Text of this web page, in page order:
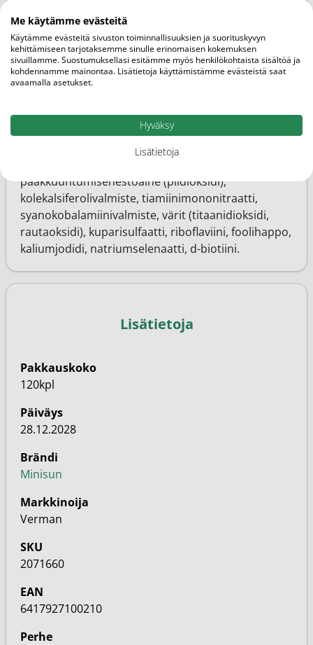
Täyteaineet (mikrokiteinen selluloosa,
dikalsiumfosfaatti, silloitettu
natriumkarboksimetyyliselluloosa),
magnesiumoksidi, askorbiinihappo,
ferrofumaraatti, nikotiiniamidi, pintakäsittelyaineet
sinkkioksidi, DL-alfatokoferyyliasetaatti,
stabilointiaine (rasvahappojen magnesiumsuolat),
muunnettu maissitärkkelys, maltodekstriini,
paakkuuntumisenestoaine (piidioksidi),
kolekalsiferolivalmiste, tiamiinimononitraatti,
syanokobalamiinivalmiste, värit (titaanidioksidi,
rautaoksidi), kuparisulfaatti, riboflaviini, foolihappo,
kaliumjodidi, natriumselenaatti, d-biotiini.
Lisätietoja
Pakkauskoko
120kpl
Päiväys
28.12.2028
Brändi
Minisun
Markkinoija
Verman
SKU
2071660
EAN
6417927100210
Perhe
Me käytämme evästeitä
Käytämme evästeitä sivuston toiminnallisuuksien ja suorituskyvyn
kehittämiseen tarjotaksemme sinulle erinomaisen kokemuksen
sivuillamme. Suostumuksellasi esitämme myös henkilökohtaista sisältöä ja
kohdennamme mainontaa. Lisätietoja käyttämistämme evästeistä saat
avaamalla asetukset.
Hyväksy
Lisätietoja